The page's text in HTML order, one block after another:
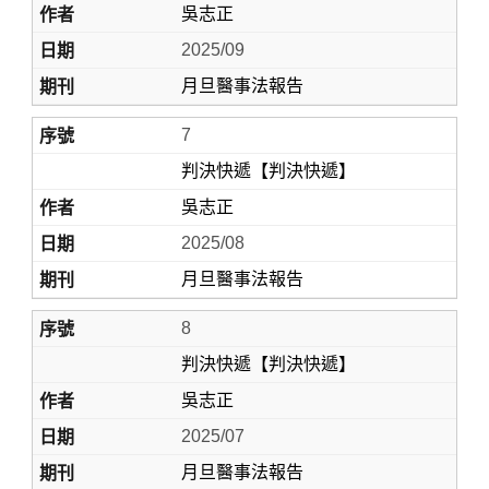
吳志正
2025/09
月旦醫事法報告
7
判決快遞【判決快遞】
吳志正
2025/08
月旦醫事法報告
8
判決快遞【判決快遞】
吳志正
2025/07
月旦醫事法報告